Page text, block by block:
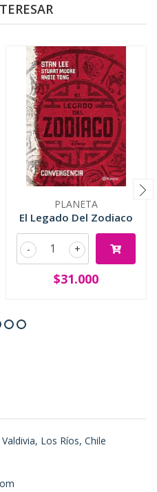
PLANETA
El Legado Del Zodiaco
+
-
$31.000
Los Ríos, Chile